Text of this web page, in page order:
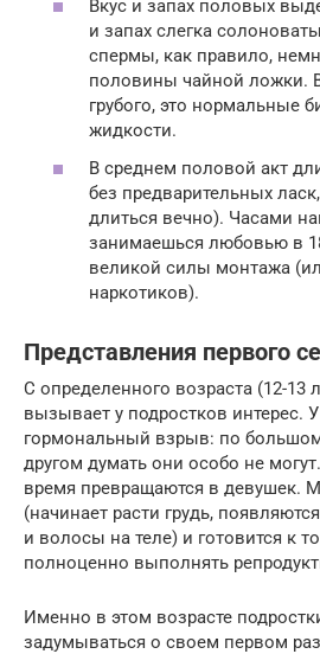
Вкус и запах половых
и запах слегка
спермы, как правило,
половины чайной ложки.
грубого, это нормальные
жидкости.
В среднем половой акт
без предварительных
длиться вечно). Часами
занимаешься любовью в
великой силы монтажа
наркотиков).
Представления первого
С определенного возраста (12-13
вызывает у подростков интерес.
гормональный взрыв: по
другом думать они особо не
время превращаются в девушек.
(начинает расти грудь,
и волосы на теле) и готовится к
полноценно выполнять
Именно в этом возрасте
задумываться о своем первом